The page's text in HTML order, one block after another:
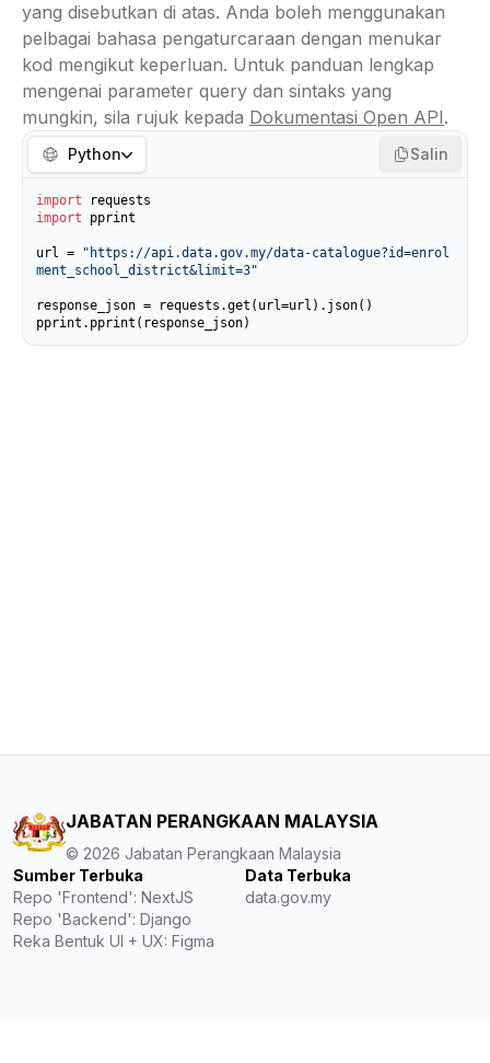
yang disebutkan di atas. Anda boleh menggunakan
pelbagai bahasa pengaturcaraan dengan menukar
kod mengikut keperluan. Untuk panduan lengkap
mengenai parameter query dan sintaks yang
mungkin, sila rujuk kepada Dokumentasi Open API.
Python Salin
import
import pprint
url =
"https://api.data.gov.my/data-catalogue?id=enrol
ment_school_district&limit=3"
response_json = requests.get(url=url).json()
pprint.pprint(response_json)
JABATAN PERANGKAAN MALAYSIA
© 2026 Jabatan Perangkaan Malaysia
Sumber Terbuka
Repo 'Frontend': NextJS
Repo 'Backend': Django
Reka Bentuk UI + UX: Figma
Data Terbuka
data.gov.my